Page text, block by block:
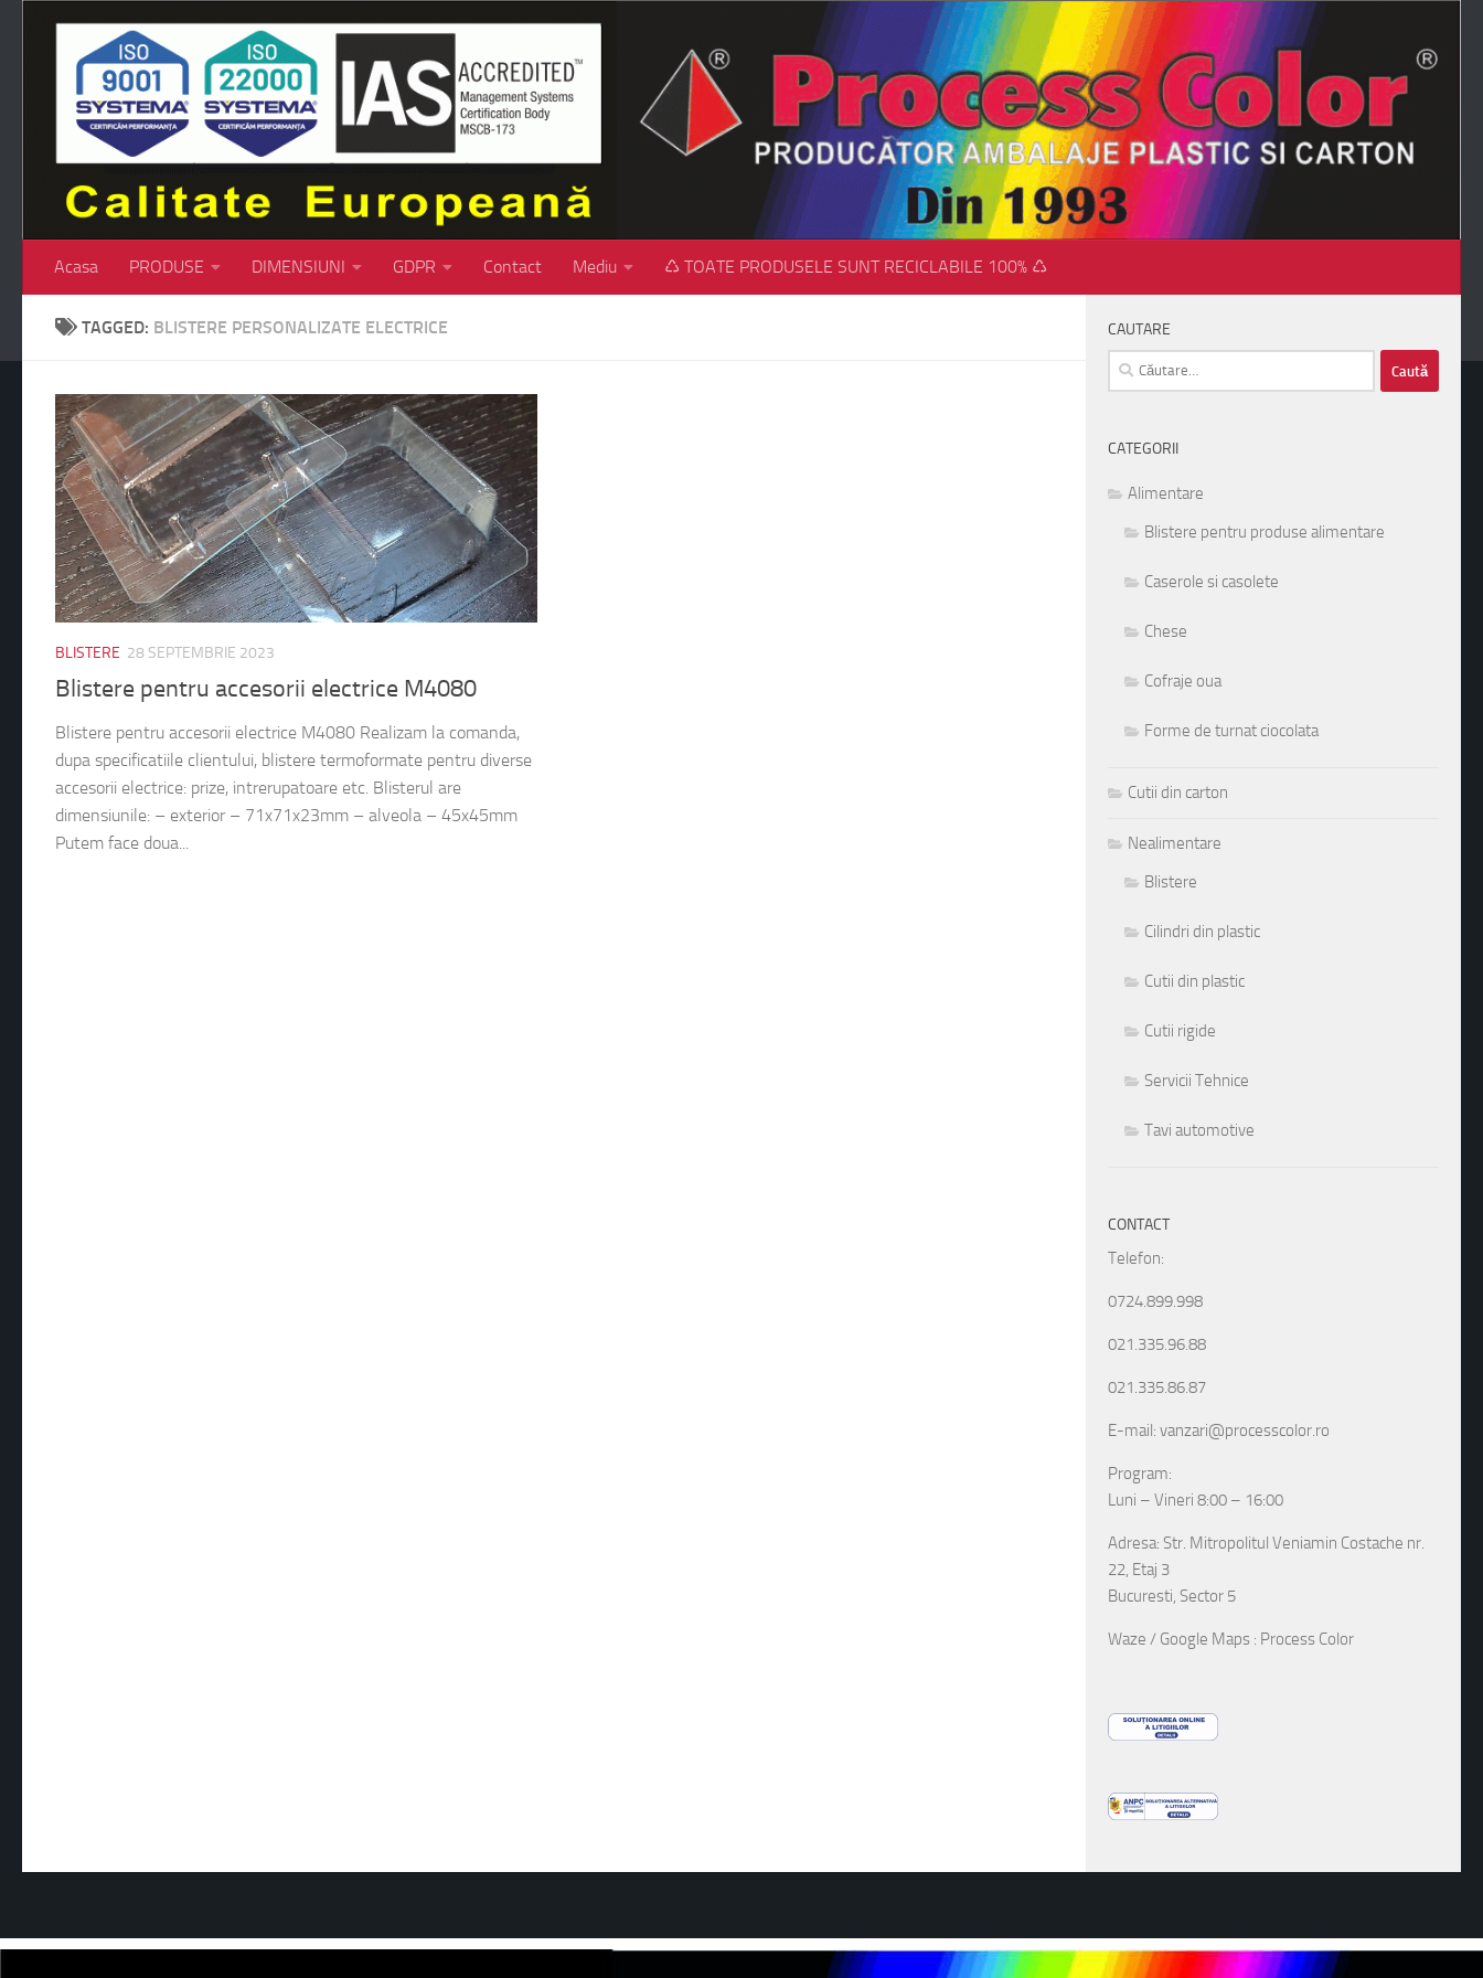
Skip to content
Acasa PRODUSE DIMENSIUNI GDPR Contact Mediu ♺ TOATE PRODUSELE SUNT RECICLABILE 100% ♺
TAGGED: BLISTERE PERSONALIZATE ELECTRICE
BLISTERE 28 SEPTEMBRIE 2023
Blistere pentru accesorii electrice M4080
Blistere pentru accesorii electrice M4080 Realizam la comanda,
dupa specificatiile clientului, blistere termoformate pentru diverse
accesorii electrice: prize, intrerupatoare etc. Blisterul are
dimensiunile: – exterior – 71x71x23mm – alveola – 45x45mm
Putem face doua...
CAUTARE
Caută
după:
CATEGORII
Alimentare
Blistere pentru produse alimentare
Caserole si casolete
Chese
Cofraje oua
Forme de turnat ciocolata
Cutii din carton
Nealimentare
Blistere
Cilindri din plastic
Cutii din plastic
Cutii rigide
Servicii Tehnice
Tavi automotive
CONTACT
Telefon:
0724.899.998
021.335.96.88
021.335.86.87
E-mail: vanzari@processcolor.ro
Program:
Luni – Vineri 8:00 – 16:00
Adresa: Str. Mitropolitul Veniamin Costache nr.
22, Etaj 3
Bucuresti, Sector 5
Waze / Google Maps : Process Color